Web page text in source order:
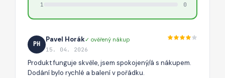
1
0
PH
Pavel Horák✓ ověřený nákup
15. 04. 2026
Produkt funguje skvěle, jsem spokojený/á s nákupem.
Dodání bylo rychlé a balení v pořádku.